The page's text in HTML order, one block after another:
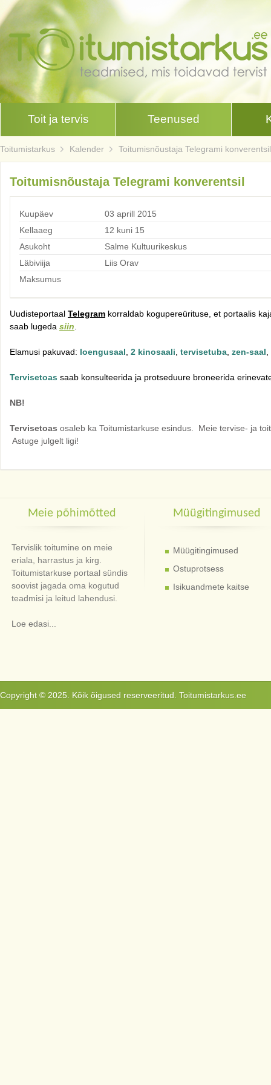
Toit ja tervis Teenused
Toitumistarkus Kalender Toitumisnõustaja Telegrami konverentsil
Toitumisnõustaja Telegrami konverentsil
Kuupäev
03 aprill 2015
Kellaaeg
12 kuni 15
Asukoht
Salme Kultuurikeskus
Läbiviija
Liis Orav
Maksumus
Uudisteportaal Telegram korraldab kogupereürituse, et portaalis
saab lugeda siin
Elamusi pakuvad: loengusaal 2 kinosaali tervisetuba zen-saal
Tervisetoas saab konsulteerida ja protseduure broneerida
NB!
Tervisetoas osaleb ka Toitumistarkuse esindus. Meie tervise- ja
Astuge julgelt ligi!
Meie põhimõtted
Tervislik toitumine on meie
eriala, harrastus ja kirg.
Toitumistarkuse portaal sündis
soovist jagada oma kogutud
teadmisi ja leitud lahendusi.
Loe edasi...
Müügitingimused
Müügitingimused
Ostuprotsess
Isikuandmete kaitse
Copyright © 2025. Kõik õigused reserveeritud. Toitumistarkus.ee